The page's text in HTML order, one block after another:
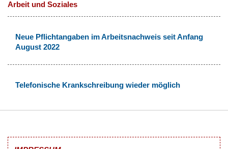
Arbeit und Soziales
Neue Pflichtangaben im Arbeitsnachweis seit Anfang
August 2022
Telefonische Krankschreibung wieder möglich